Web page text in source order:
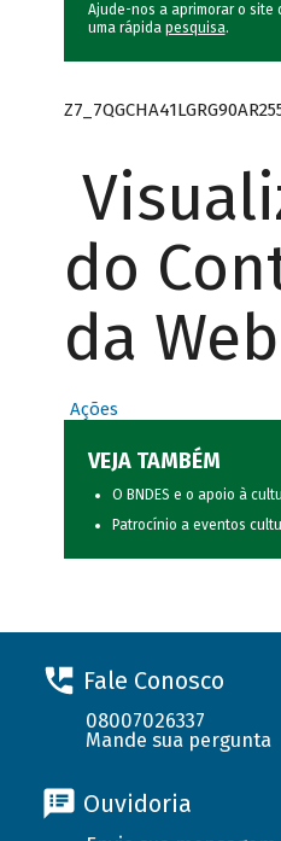
Ajude-nos a aprimorar o site
uma rápida pesquisa.
do
da Web
Ações
VEJA TAMBÉM
O BNDES e o apoio à
Patrocínio a eventos
Fale Conosco
08007026337
Mande sua pergunta
Ouvidoria